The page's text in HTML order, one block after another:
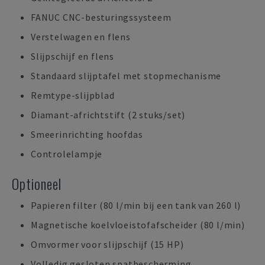
FANUC CNC-besturingssysteem
Verstelwagen en flens
Slijpschijf en flens
Standaard slijptafel met stopmechanisme
Remtype-slijpblad
Diamant-africhtstift (2 stuks/set)
Smeerinrichting hoofdas
Controlelampje
Optioneel
Papieren filter (80 l/min bij een tank van 260 l)
Magnetische koelvloeistofafscheider (80 l/min)
Omvormer voor slijpschijf (15 HP)